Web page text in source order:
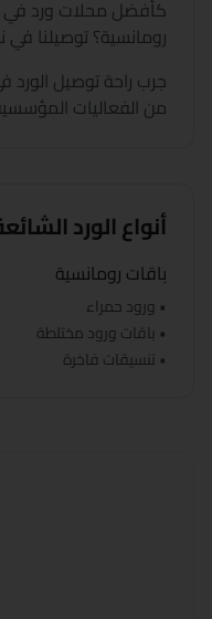
كأفضل محلات ورد في
رومانسية؟ توصيلنا
جرب راحة توصيل
من الفعاليات
أنواع الورد
باقات رومانسية
• ورود حمراء
• باقات ورود مختلطة
• تنسيقات فاخرة